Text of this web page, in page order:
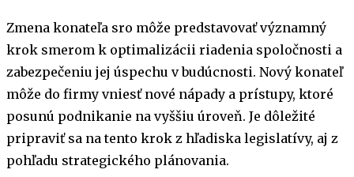
Zmena konateľa sro môže predstavovať významný
krok smerom k optimalizácii riadenia spoločnosti a
zabezpečeniu jej úspechu v budúcnosti. Nový konateľ
môže do firmy vniesť nové nápady a prístupy, ktoré
posunú podnikanie na vyššiu úroveň. Je dôležité
pripraviť sa na tento krok z hľadiska legislatívy, aj z
pohľadu strategického plánovania.